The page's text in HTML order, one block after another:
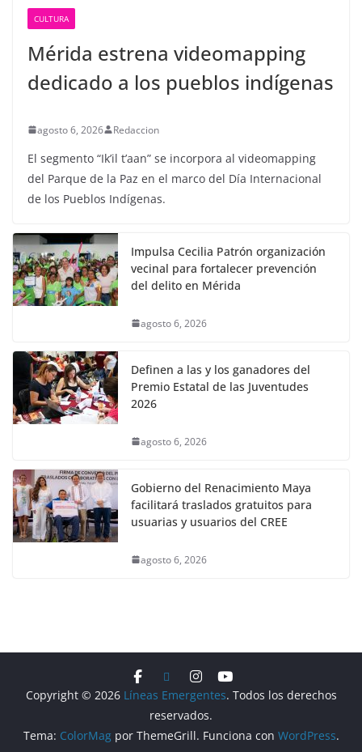
CULTURA
Mérida estrena videomapping
dedicado a los pueblos indígenas
agosto 6, 2026 Redaccion
El segmento “Ik’il t’aan” se incorpora al videomapping
del Parque de la Paz en el marco del Día Internacional
de los Pueblos Indígenas.
Impulsa Cecilia Patrón organización
vecinal para fortalecer prevención
del delito en Mérida
agosto 6, 2026
Definen a las y los ganadores del
Premio Estatal de las Juventudes
2026
agosto 6, 2026
Gobierno del Renacimiento Maya
facilitará traslados gratuitos para
usuarias y usuarios del CREE
agosto 6, 2026
Copyright © 2026 Líneas Emergentes. Todos los derechos
reservados.
Tema: ColorMagpor ThemeGrill. Funciona con WordPress.